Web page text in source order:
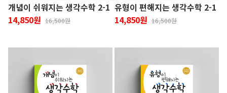
개념이 쉬워지는 생각수학 2-1
14,850원 16,500원
유형이 편해지는 생각수학 2-1
14,850원 16,500원